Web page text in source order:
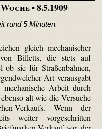
• 8.5.1909
rund 5 Minuten.
gleich mechanischer
Billetts, die stets auf
ob sie für Straßenbahnen,
Art verausgabt
Arbeit durch
alt wie die Versuche
Verkaufs. Wenn der
weiter vorgeschritten